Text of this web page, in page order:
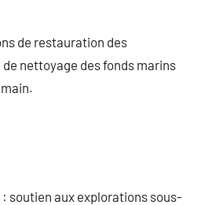
de restauration des
nettoyage des fonds marins
soutien aux explorations sous-